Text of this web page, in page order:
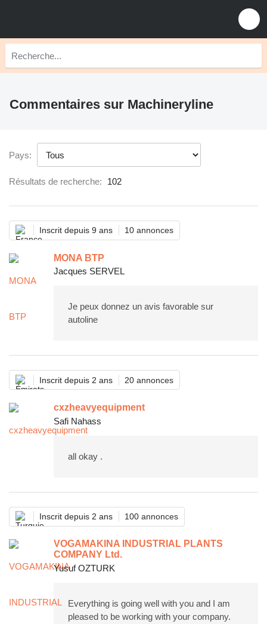
Commentaires sur Machineryline
Pays:
Résultats de recherche: 102
Inscrit depuis 9 ans 10 annonces
MONA BTP
Jacques SERVEL
Je peux donnez un avis favorable sur
autoline
Inscrit depuis 2 ans 20 annonces
cxzheavyequipment
Safi Nahass
all okay .
Inscrit depuis 2 ans 100 annonces
VOGAMAKINA INDUSTRIAL PLANTS
COMPANY Ltd.
Yusuf OZTURK
Everything is going well with you and I am
pleased to be working with your company.